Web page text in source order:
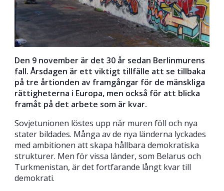
Den 9 november är det 30 år sedan Berlinmurens
fall. Årsdagen är ett viktigt tillfälle att se tillbaka
på tre årtionden av framgångar för de mänskliga
rättigheterna i Europa, men också för att blicka
framåt på det arbete som är kvar.
Sovjetunionen löstes upp när muren föll och nya
stater bildades. Många av de nya länderna lyckades
med ambitionen att skapa hållbara demokratiska
strukturer. Men för vissa länder, som Belarus och
Turkmenistan, är det fortfarande långt kvar till
demokrati.